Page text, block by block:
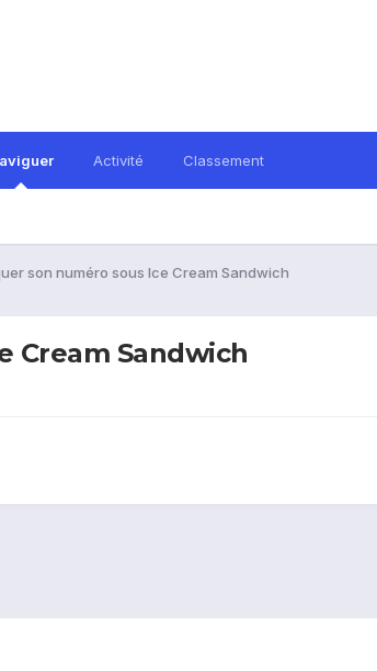
Activité Classement
son numéro sous Ice Cream Sandwich
Cream Sandwich